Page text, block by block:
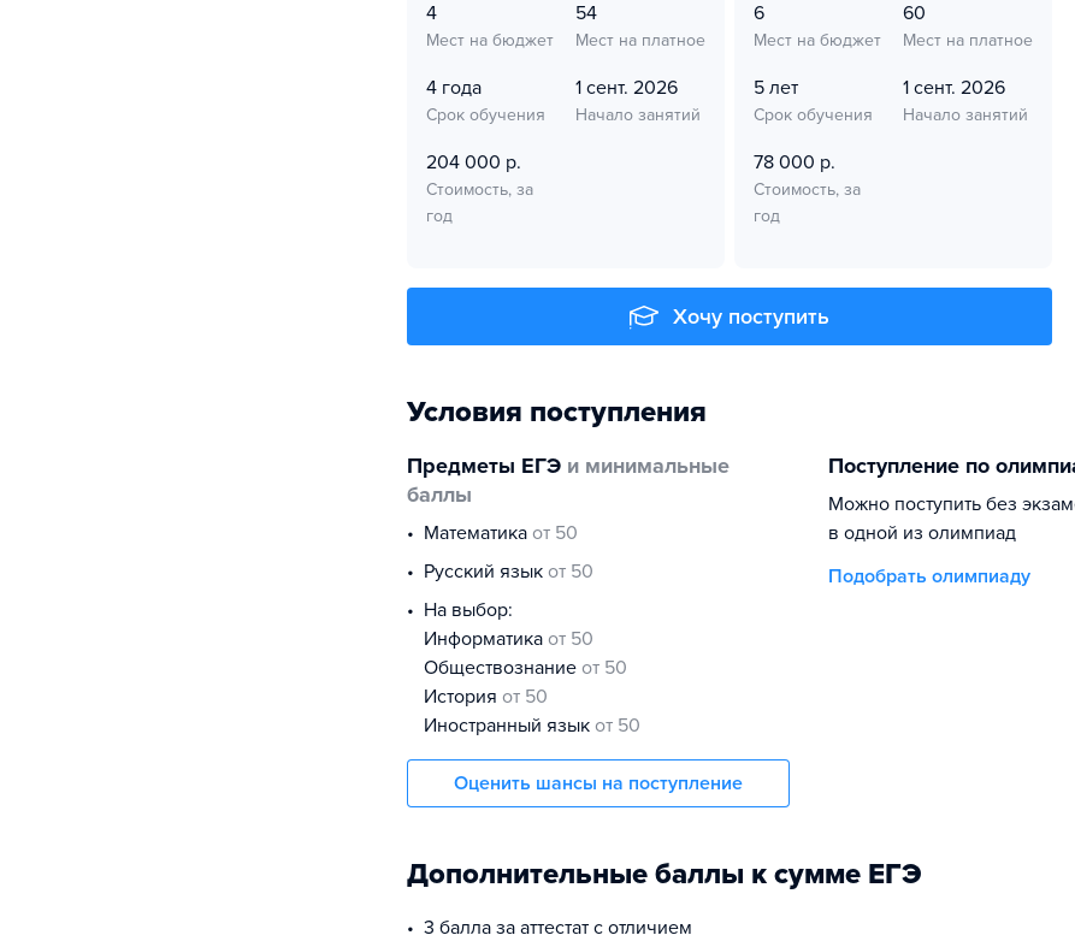
4
Мест на бюджет
54
Мест на платное
4 года
Срок обучения
1 сент. 2026
Начало занятий
204 000 р.
Стоимость, за
год
6
Мест на бюджет
60
Мест на платное
5 лет
Срок обучения
1 сент. 2026
Начало занятий
78 000 р.
Стоимость, за
год
Хочу поступить
Условия поступления
Предметы ЕГЭ и минимальные
баллы
математика от 50
русский язык от 50
На выбор:
информатика от 50
обществознание от 50
история от 50
иностранный язык от 50
Оценить шансы на поступление
Поступление по
Можно поступить без
в одной из олимпиад
Подобрать олимпиаду
Дополнительные баллы к сумме ЕГЭ
3 балла за аттестат с отличием